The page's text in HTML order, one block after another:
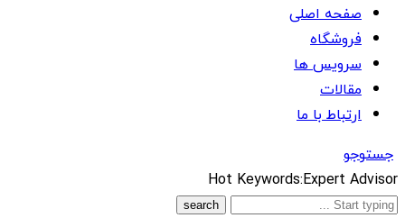
صفحه اصلی
فروشگاه
سرویس ها
مقالات
ارتباط با ما
جستوجو
What
are
Hot Keywords:Expert Advisor